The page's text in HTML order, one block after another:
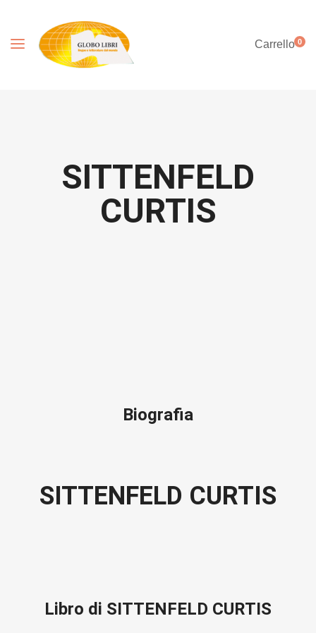
Carrello0
SITTENFELD
CURTIS
Biografia
SITTENFELD CURTIS
Libro di SITTENFELD CURTIS